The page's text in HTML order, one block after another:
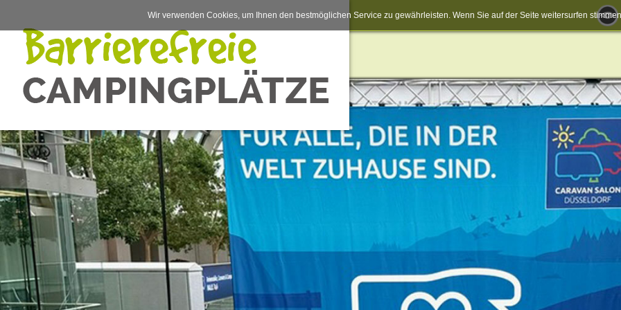
Wir verwenden Cookies, um Ihnen den bestmöglichen Service zu gewährleisten. Wenn Sie auf der Seite weitersurfen